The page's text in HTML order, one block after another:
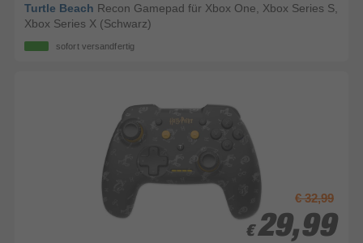
Turtle Beach Recon Gamepad für Xbox One, Xbox Series S,
Xbox Series X (Schwarz)
sofort versandfertig
€ 32,99
€ 29,99
€ 29,99